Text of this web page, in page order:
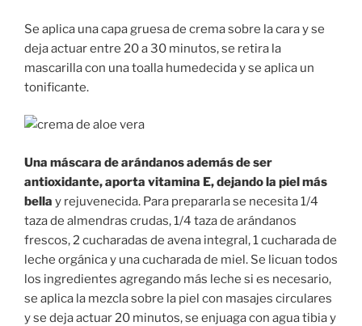
Se aplica una capa gruesa de crema sobre la cara y se
deja actuar entre 20 a 30 minutos, se retira la
mascarilla con una toalla humedecida y se aplica un
tonificante.
Una máscara de arándanos además de ser
antioxidante, aporta vitamina E, dejando la piel más
bella y rejuvenecida. Para prepararla se necesita 1/4
taza de almendras crudas, 1/4 taza de arándanos
frescos, 2 cucharadas de avena integral, 1 cucharada de
leche orgánica y una cucharada de miel. Se licuan todos
los ingredientes agregando más leche si es necesario,
se aplica la mezcla sobre la piel con masajes circulares
y se deja actuar 20 minutos, se enjuaga con agua tibia y